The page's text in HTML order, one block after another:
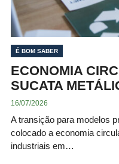
É BOM SABER
ECONOMIA
SUCATA
16/07/2026
A transição para modelos
colocado a economia
industriais em…